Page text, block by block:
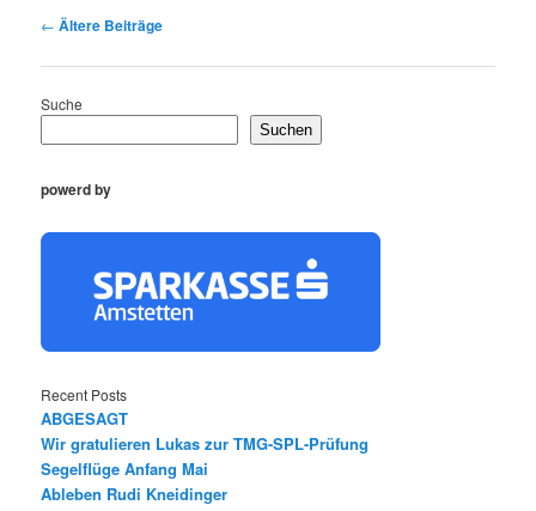
Beitragsnavigation
← Ältere Beiträge
Suche
Suchen
powerd by
Recent Posts
ABGESAGT
Wir gratulieren Lukas zur TMG-SPL-Prüfung
Segelflüge Anfang Mai
Ableben Rudi Kneidinger